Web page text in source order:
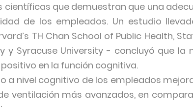
científicas que demuestran que una
de los empleados. Un estudio
TH Chan School of Public Health,
y Syracuse University - concluyó que la
en la función cognitiva.
a nivel cognitivo de los empleados
ventilación más avanzados, en